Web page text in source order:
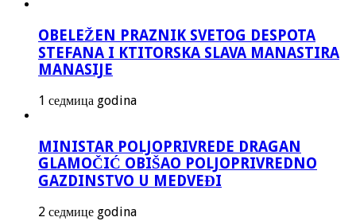
OBELEŽEN PRAZNIK SVETOG DESPOTA
STEFANA I KTITORSKA SLAVA MANASTIRA
MANASIJE
1 седмица godina
MINISTAR POLJOPRIVREDE DRAGAN
GLAMOČIĆ OBIŠAO POLJOPRIVREDNO
GAZDINSTVO U MEDVEĐI
2 седмице godina